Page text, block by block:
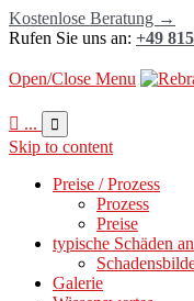
Kostenlose Beratung →
Rufen Sie uns an: +49
Open/Close Menu
 ... 
Skip to content
Preise / Prozess
Prozess
Preise
typische Schäden
Galerie